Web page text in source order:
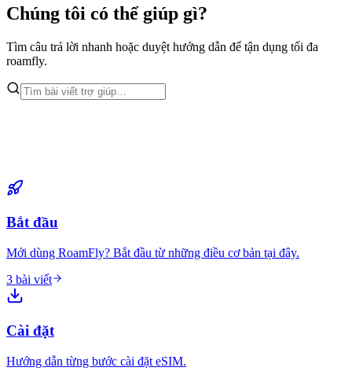
Chúng tôi có thể giúp gì?
Tìm câu trả lời nhanh hoặc duyệt hướng dẫn để tận dụng tối đa
roamfly.
Bắt đầu
Mới dùng RoamFly? Bắt đầu từ những điều cơ bản tại đây.
3 bài viết
Cài đặt
Hướng dẫn từng bước cài đặt eSIM.